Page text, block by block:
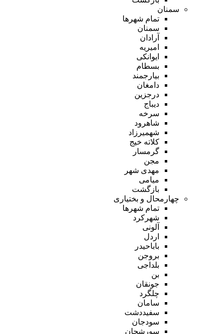
سمنان
تمام شهر‌ها
سمنان
آرادان
امیریه
ایوانکی
بسطام
بیارجمند
دامغان
درجزین
دیباج
سرخه
شاهرود
شهمیرزاد
کلاته خیج
گرمسار
مجن
مهدی شهر
میامی
بازگشت
چهارمحال و بختیاری
تمام شهر‌ها
شهرکرد
آلونی
اردل
باباحیدر
بروجن
بلداجی
بن
جونقان
چلگرد
سامان
سفیددشت
سودجان
سورشجان